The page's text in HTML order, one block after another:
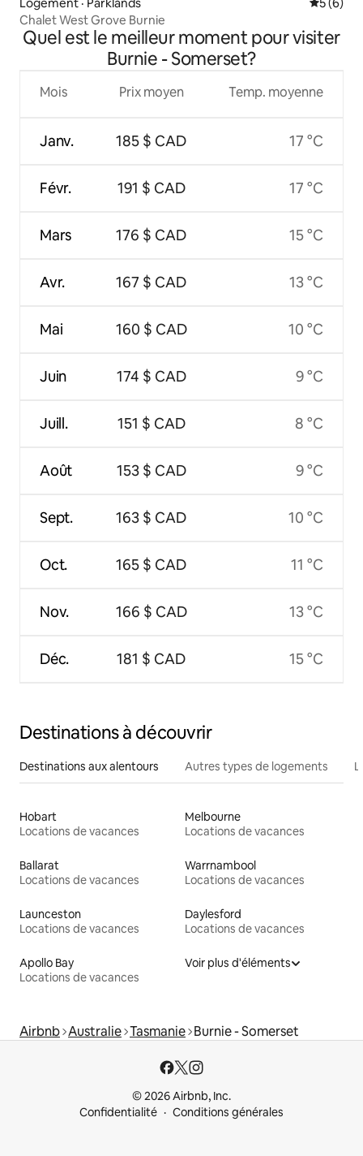
Chalet West Grove Burnie
Quel est le meilleur moment pour visiter
Burnie - Somerset?
Mois
Janv.
Févr.
Mars
Avr.
Mai
Juin
Juill.
Août
Sept.
Oct.
Nov.
Déc.
Prix moyen
185 $ CAD
191 $ CAD
176 $ CAD
167 $ CAD
160 $ CAD
174 $ CAD
151 $ CAD
153 $ CAD
163 $ CAD
165 $ CAD
166 $ CAD
181 $ CAD
Temp. moyenne
17 °C
17 °C
15 °C
13 °C
10 °C
9 °C
8 °C
9 °C
10 °C
11 °C
13 °C
15 °C
Destinations à découvrir
Destinations aux alentours Autres types de logements
Hobart
Locations de vacances
Melbourne
Locations de vacances
Ballarat
Locations de vacances
Warrnambool
Locations de vacances
Launceston
Locations de vacances
Daylesford
Locations de vacances
Apollo Bay
Locations de vacances
Voir plus d'éléments
Airbnb Australie Tasmanie Burnie - Somerset
© 2026 Airbnb, Inc.
Confidentialité
Conditions générales